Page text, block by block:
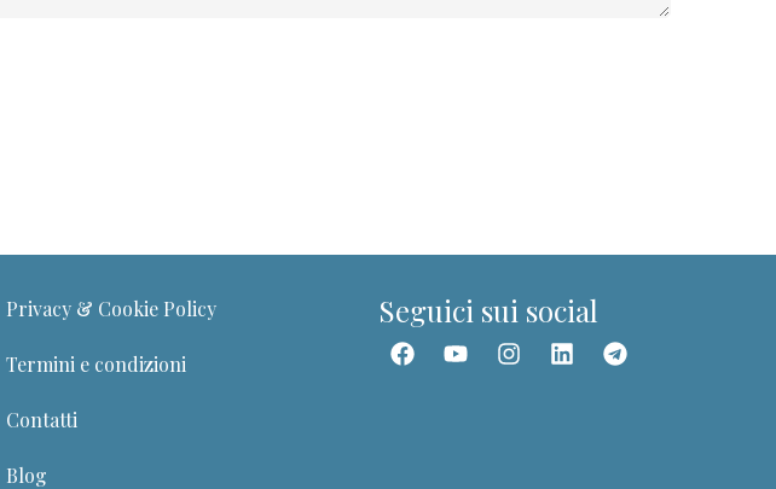
Privacy & Cookie Policy
Termini e condizioni
Contatti
Blog
Seguici sui social
📚 Trova un corso 🎥 Webinar